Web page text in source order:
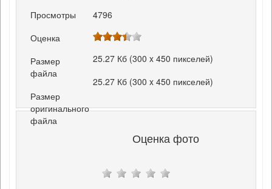
Просмотры
4796
Оценка
Размер
файла
25.27 Кб (300 x 450 пикселей)
Размер
оригинального
файла
25.27 Кб (300 x 450 пикселей)
Оценка фото